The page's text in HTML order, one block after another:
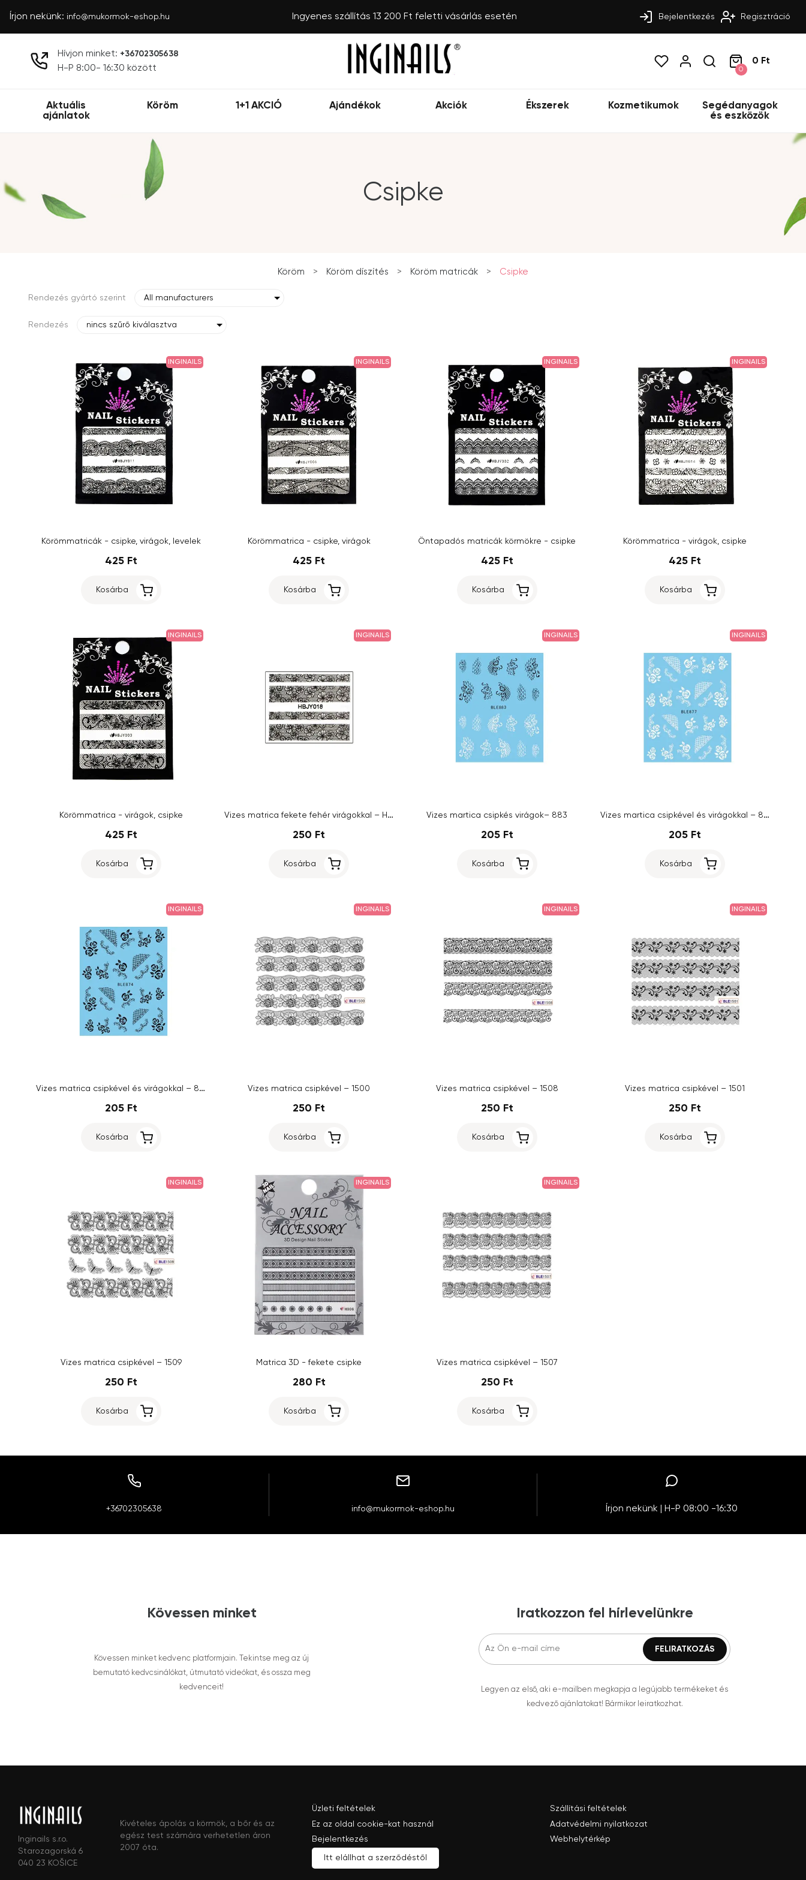
Írjon nekünk: info@mukormok-eshop.hu Ingyenes szállítás 13 200 Ft feletti vásárlás esetén Bejelentkezés Regisztráció
Hívjon minket: +36702305638
H-P 8:00- 16:30 között 0
0 Ft
Aktuális
ajánlatok
Köröm 1+1 AKCIÓ Ajándékok Akciók Ékszerek Kozmetikumok
Segédanyagok
és eszközök
Csipke
Köröm > Köröm díszítés > Köröm matricák > Csipke
Rendezés gyártó szerint All manufacturers
Rendezés nincs szűrő kiválasztva
INGINAILS
Körömmatricák - csipke, virágok, levelek
425 Ft
Kosárba
INGINAILS
Körömmatrica - csipke, virágok
425 Ft
Kosárba
INGINAILS
Öntapadós matricák körmökre - csipke
425 Ft
Kosárba
INGINAILS
Körömmatrica - virágok, csipke
425 Ft
Kosárba
INGINAILS
Körömmatrica - virágok, csipke
425 Ft
Kosárba
INGINAILS
Vizes matrica fekete fehér virágokkal – HBJY018
250 Ft
Kosárba
INGINAILS
Vizes martica csipkés virágok– 883
205 Ft
Kosárba
INGINAILS
Vizes martica csipkével és virágokkal – 877
205 Ft
Kosárba
INGINAILS
Vizes matrica csipkével és virágokkal – 874
205 Ft
Kosárba
INGINAILS
Vizes matrica csipkével – 1500
250 Ft
Kosárba
INGINAILS
Vizes matrica csipkével – 1508
250 Ft
Kosárba
INGINAILS
Vizes matrica csipkével – 1501
250 Ft
Kosárba
INGINAILS
Vizes matrica csipkével – 1509
250 Ft
Kosárba
INGINAILS
Matrica 3D - fekete csipke
280 Ft
Kosárba
INGINAILS
Vizes matrica csipkével – 1507
250 Ft
Kosárba
+36702305638 info@mukormok-eshop.hu Írjon nekünk | H-P 08:00 -16:30
Kövessen minket
Kövessen minket kedvenc platformjain. Tekintse meg az új
bemutató kedvcsinálókat, útmutató videókat, és ossza meg
kedvenceit!
Iratkozzon fel hírlevelünkre
Legyen az első, aki e-mailben megkapja a legújabb termékeket és
kedvező ajánlatokat! Bármikor leiratkozhat.
Inginails s.r.o.
Starozagorská 6
040 23 KOŠICE
Kivételes ápolás a körmök, a bőr és az
egész test számára verhetetlen áron
2007 óta.
Üzleti feltételek
Szállítási feltételek
Ez az oldal cookie-kat használ
Adatvédelmi nyilatkozat
Bejelentkezés
Webhelytérkép
Itt elállhat a szerződéstől